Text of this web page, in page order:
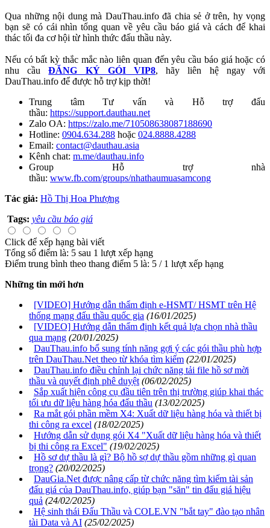
Qua những nội dung mà DauThau.info đã chia sẻ ở trên, hy vọng
bạn sẽ có cái nhìn tổng quan về yêu cầu báo giá và cách để khai
thác tối đa cơ hội từ hình thức đấu thầu này.
Nếu có bất kỳ thắc mắc nào liên quan đến yêu cầu báo giá hoặc có
nhu cầuĐĂNG KÝ GÓI VIP8, hãy liên hệ ngay với
DauThau.info để được hỗ trợ kịp thời!
Trung tâm Tư vấn và Hỗ trợ đấu
thầu: https://support.dauthau.net
Zalo OA: https://zalo.me/710508638087188690
Hotline: 0904.634.288 hoặc 024.8888.4288
Email: contact@dauthau.asia
Kênh chat: m.me/dauthau.info
Group Hỗ trợ nhà
thầu: www.fb.com/groups/nhathaumuasamcong
Tác giả: Hồ Thị Hoa Phượng
Tags: yêu cầu báo giá
Click để xếp hạng bài viết
Tổng số điểm là: 5 sau 1 lượt xếp hạng
Điểm trung bình theo thang điểm 5 là: 5 / 1 lượt xếp hạng
Những tin mới hơn
[VIDEO] Hướng dẫn thẩm định e-HSMT/ HSMT trên Hệ
thống mạng đấu thầu quốc gia (16/01/2025)
[VIDEO] Hướng dẫn thẩm định kết quả lựa chọn nhà thầu
qua mạng (20/01/2025)
DauThau.info bổ sung tính năng gợi ý các gói thầu phù hợp
trên DauThau.Net theo từ khóa tìm kiếm (22/01/2025)
DauThau.info điều chỉnh lại chức năng tải file hồ sơ mời
thầu và quyết định phê duyệt (06/02/2025)
Sắp xuất hiện công cụ đầu tiên trên thị trường giúp khai thác
tối ưu dữ liệu hàng hóa đấu thầu (13/02/2025)
Ra mắt gói phần mềm X4: Xuất dữ liệu hàng hóa và thiết bị
thi công ra excel (18/02/2025)
Hướng dẫn sử dụng gói X4 "Xuất dữ liệu hàng hóa và thiết
bị thi công ra Excel" (19/02/2025)
Hồ sơ dự thầu là gì? Bộ hồ sợ dự thầu gồm những gì quan
trọng? (20/02/2025)
DauGia.Net được nâng cấp từ chức năng tìm kiếm tài sản
đấu giá của DauThau.info, giúp bạn "săn" tin đấu giá hiệu
quả (24/02/2025)
Hệ sinh thái Đấu Thầu và COLE.VN "bắt tay" đào tạo nhân
tài Data và AI (25/02/2025)